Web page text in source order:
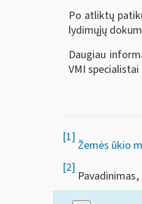
Po atliktų
lydimųjų
Daugiau
VMI
[1]
Žemės ūkio
[2]